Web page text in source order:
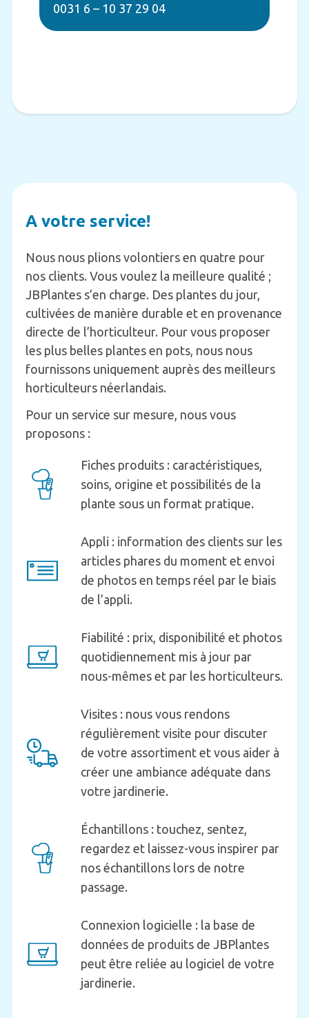
0031 6 – 10 37 29 04
A votre service!
Nous nous plions volontiers en quatre pour
nos clients. Vous voulez la meilleure qualité ;
JBPlantes s’en charge. Des plantes du jour,
cultivées de manière durable et en provenance
directe de l’horticulteur. Pour vous proposer
les plus belles plantes en pots, nous nous
fournissons uniquement auprès des meilleurs
horticulteurs néerlandais.
Pour un service sur mesure, nous vous
proposons :
Fiches produits : caractéristiques,
soins, origine et possibilités de la
plante sous un format pratique.
Appli : information des clients sur les
articles phares du moment et envoi
de photos en temps réel par le biais
de l’appli.
Fiabilité : prix, disponibilité et photos
quotidiennement mis à jour par
nous-mêmes et par les horticulteurs.
Visites : nous vous rendons
régulièrement visite pour discuter
de votre assortiment et vous aider à
créer une ambiance adéquate dans
votre jardinerie.
Échantillons : touchez, sentez,
regardez et laissez-vous inspirer par
nos échantillons lors de notre
passage.
Connexion logicielle : la base de
données de produits de JBPlantes
peut être reliée au logiciel de votre
jardinerie.